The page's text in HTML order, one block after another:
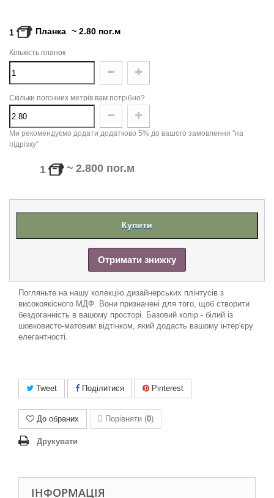
1 Планка ~ 2.80 пог.м
Кількість планок
Скільки погонних метрів вам потрібно?
Ми рекомендуємо додати додатково 5% до вашого замовлення "на
підрізку"
1 ~ 2.800 пог.м
Купити
Отримати знижку
Погляньте на нашу колекцію дизайнерських плінтусів з
високоякісного МДФ. Вони призначені для того, щоб створити
бездоганність в вашому просторі. Базовий колір - білий із
шовковисто-матовим відтінком, який додасть вашому інтер'єру
елегантності.
Tweet Поділитися Pinterest
До обраних Порівняти (0)
Друкувати
ІНФОРМАЦІЯ